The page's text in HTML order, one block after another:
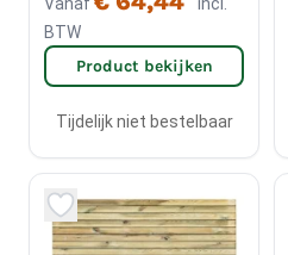
BTW
Product bekijken
Tijdelijk niet bestelbaar